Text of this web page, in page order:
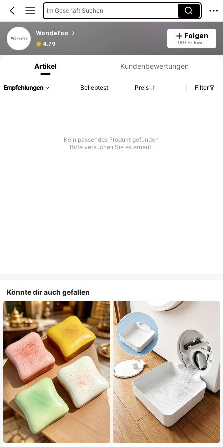
Im Geschäft Suchen
Wondefoo
4.79
Folgen
959 Follower
Produktinformation: Preisangabe, Verkaufs- und Lagerbestandsdetails.
Artikel Kundenbewertungen
Empfehlungen Beliebtest Preis Filter
Kein passendes Produkt gefunden
Bitte versuchen Sie es erneut.
Könnte dir auch gefallen